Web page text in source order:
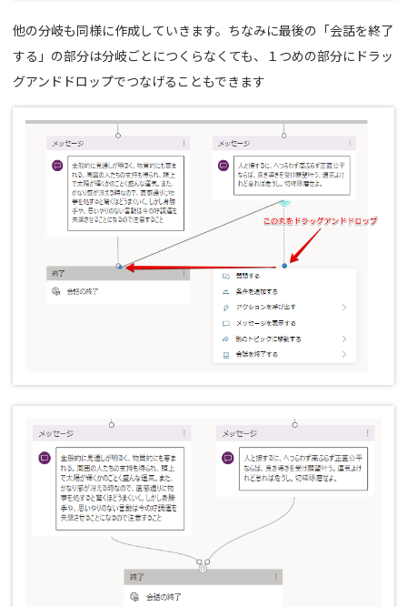
他の分岐も同様に作成していきます。ちなみに最後の「会話を終了
する」の部分は分岐ごとにつくらなくても、１つめの部分にドラッ
グアンドドロップでつなげることもできます